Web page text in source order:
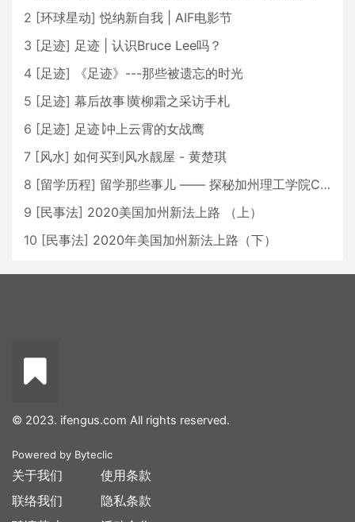
2 [环球星动] 悦纳新自我 | AIF电影节
3 [足迹] 足迹 | 认识Bruce Lee吗？
4 [足迹]
《足迹》---那些被遗忘的时光
5 [足迹] 幕后故事∣黄柳霜之采访手札
6 [足迹] 足迹∣冲上云霄的女战鹰
7 [风水] 如何买到风水靓屋 - 黄楚琪
8 [留学历程] 留学那些事儿 —— 探秘加州理工学院Caltech博士生活 [上集]
9 [民事法] 2020美国加州新法上路 （上）
10 [民事法] 2020年美国加州新法上路（下）
© 2023. ifengus.com All rights reserved.
Powered by Byteclic
关于我们
联络我们
使用条款
隐私条款